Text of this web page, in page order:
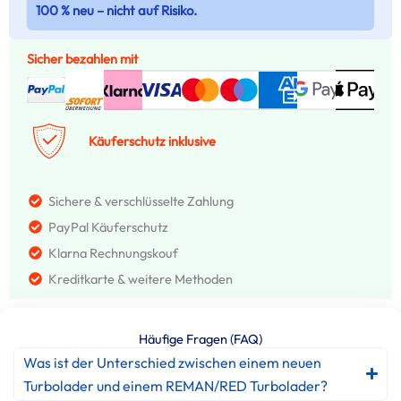
100 % neu – nicht auf Risiko.
Sicher bezahlen mit
Käuferschutz inklusive
Sichere & verschlüsselte Zahlung
PayPal Käuferschutz
Klarna Rechnungskouf
Kreditkarte & weitere Methoden
Häufige Fragen (FAQ)
Was ist der Unterschied zwischen einem neuen
Turbolader und einem REMAN/RED Turbolader?